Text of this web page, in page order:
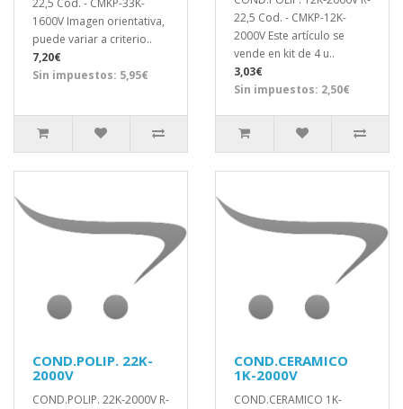
22,5 Cod. - CMKP-33K-
1600V Imagen orientativa,
puede variar a criterio..
7,20€
Sin impuestos: 5,95€
22,5 Cod. - CMKP-12K-
2000V Este artículo se
vende en kit de 4 u..
3,03€
Sin impuestos: 2,50€
COND.POLIP. 22K-
2000V
COND.POLIP. 22K-2000V R-
COND.CERAMICO
1K-2000V
COND.CERAMICO 1K-